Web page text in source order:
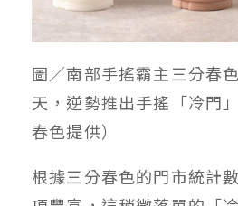
圖／南部手搖霸主三分春
天，逆勢推出手搖「冷門
春色提供）
根據三分春色的門市統計